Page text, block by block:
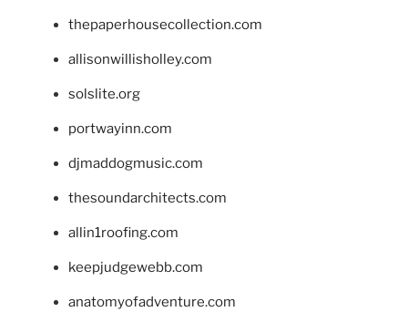
thepaperhousecollection.com
allisonwillisholley.com
solslite.org
portwayinn.com
djmaddogmusic.com
thesoundarchitects.com
allin1roofing.com
keepjudgewebb.com
anatomyofadventure.com